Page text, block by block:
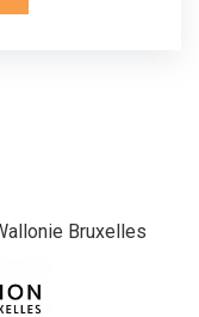
Bruxelles